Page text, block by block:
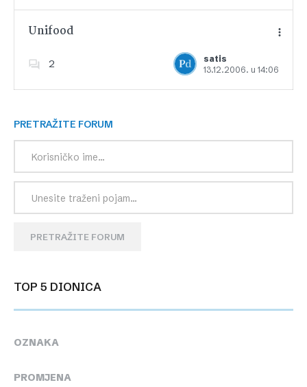
Unifood
2
satis
13.12.2006. u 14:06
Dodajte u favorite
PRETRAŽITE FORUM
PRETRAŽITE FORUM
TOP 5 DIONICA
OZNAKA
PROMJENA